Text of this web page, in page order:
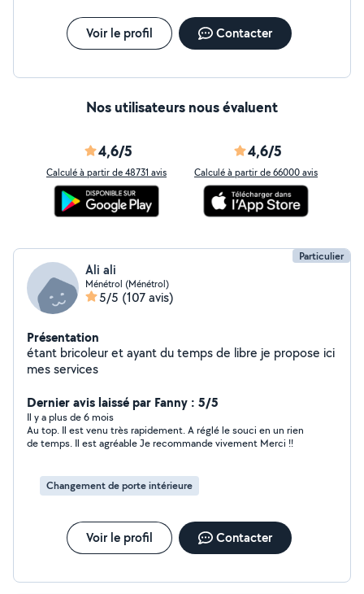
Voir le profil Contacter
Nos utilisateurs nous évaluent
4,6/5
Calculé à partir de 48731 avis
4,6/5
Calculé à partir de 66000 avis
Particulier
Ali ali
Ménétrol (Ménétrol)
5/5 (107 avis)
Présentation
étant bricoleur et ayant du temps de libre je propose ici
mes services
Dernier avis laissé par Fanny : 5/5
Il y a plus de 6 mois
Au top. Il est venu très rapidement. A réglé le souci en un rien
de temps. Il est agréable Je recommande vivement Merci !!
Changement de porte intérieure
Voir le profil Contacter